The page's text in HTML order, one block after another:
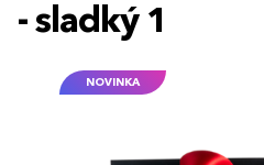
- sladký 1
NOVINKA